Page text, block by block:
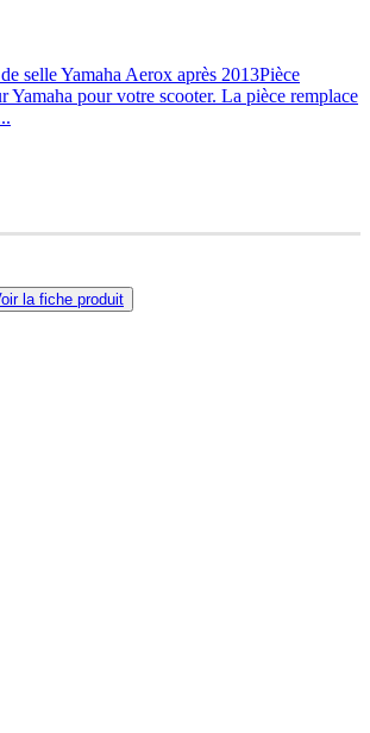
selle Yamaha Aerox après 2013Pièce
Yamaha pour votre scooter. La pièce remplace
la fiche produit